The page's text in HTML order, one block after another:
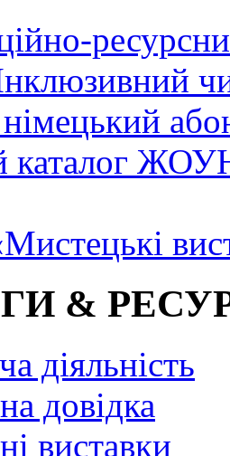
каталог
&
діяльність
довідка
виставки